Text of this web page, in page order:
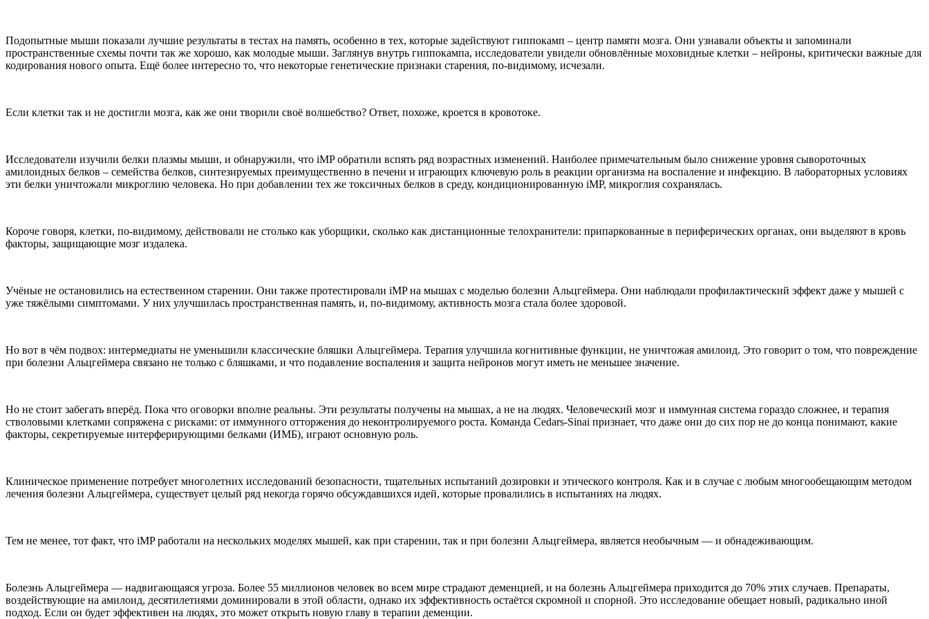
Подопытные мыши показали лучшие результаты в тестах на память, особенно в тех, которые задействуют гиппокамп – центр памяти мозга. Они узнавали объекты и запоминали
пространственные схемы почти так же хорошо, как молодые мыши. Заглянув внутрь гиппокампа, исследователи увидели обновлённые моховидные клетки – нейроны, критически важные для
кодирования нового опыта. Ещё более интересно то, что некоторые генетические признаки старения, по-видимому, исчезали.
Если клетки так и не достигли мозга, как же они творили своё волшебство? Ответ, похоже, кроется в кровотоке.
Исследователи изучили белки плазмы мыши, и обнаружили, что iMP обратили вспять ряд возрастных изменений. Наиболее примечательным было снижение уровня сывороточных
амилоидных белков – семейства белков, синтезируемых преимущественно в печени и играющих ключевую роль в реакции организма на воспаление и инфекцию. В лабораторных условиях
эти белки уничтожали микроглию человека. Но при добавлении тех же токсичных белков в среду, кондиционированную iMP, микроглия сохранялась.
Короче говоря, клетки, по-видимому, действовали не столько как уборщики, сколько как дистанционные телохранители: припаркованные в периферических органах, они выделяют в кровь
факторы, защищающие мозг издалека.
Учёные не остановились на естественном старении. Они также протестировали iMP на мышах с моделью болезни Альцгеймера. Они наблюдали профилактический эффект даже у мышей с
уже тяжёлыми симптомами. У них улучшилась пространственная память, и, по-видимому, активность мозга стала более здоровой.
Но вот в чём подвох: интермедиаты не уменьшили классические бляшки Альцгеймера. Терапия улучшила когнитивные функции, не уничтожая амилоид. Это говорит о том, что повреждение
при болезни Альцгеймера связано не только с бляшками, и что подавление воспаления и защита нейронов могут иметь не меньшее значение.
Но не стоит забегать вперёд. Пока что оговорки вполне реальны. Эти результаты получены на мышах, а не на людях. Человеческий мозг и иммунная система гораздо сложнее, и терапия
стволовыми клетками сопряжена с рисками: от иммунного отторжения до неконтролируемого роста. Команда Cedars-Sinai признает, что даже они до сих пор не до конца понимают, какие
факторы, секретируемые интерферирующими белками (ИМБ), играют основную роль.
Клиническое применение потребует многолетних исследований безопасности, тщательных испытаний дозировки и этического контроля. Как и в случае с любым многообещающим методом
лечения болезни Альцгеймера, существует целый ряд некогда горячо обсуждавшихся идей, которые провалились в испытаниях на людях.
Тем не менее, тот факт, что iMP работали на нескольких моделях мышей, как при старении, так и при болезни Альцгеймера, является необычным — и обнадеживающим.
Болезнь Альцгеймера — надвигающаяся угроза. Более 55 миллионов человек во всем мире страдают деменцией, и на болезнь Альцгеймера приходится до 70% этих случаев. Препараты,
воздействующие на амилоид, десятилетиями доминировали в этой области, однако их эффективность остаётся скромной и спорной. Это исследование обещает новый, радикально иной
подход. Если он будет эффективен на людях, это может открыть новую главу в терапии деменции.